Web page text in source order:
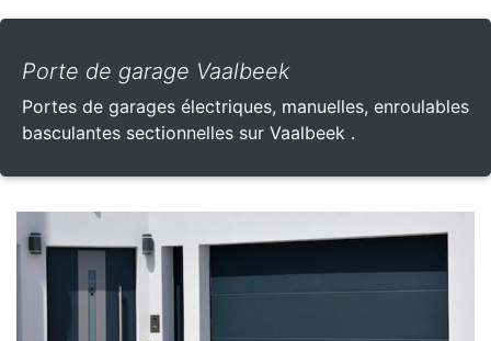
Porte de garage Vaalbeek
Portes de garages électriques, manuelles, enroulables
basculantes sectionnelles sur Vaalbeek .